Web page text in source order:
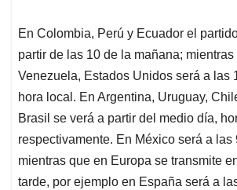
En Colombia, Perú y Ecuador el
partir de las 10 de la mañana;
Venezuela, Estados Unidos será a las
hora local. En Argentina, Uruguay,
Brasil se verá a partir del medio día,
respectivamente. En México será a las
mientras que en Europa se transmite
tarde, por ejemplo en España será a